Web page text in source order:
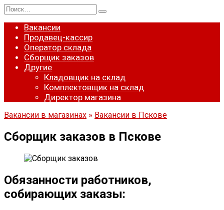
Перейти
к
содержанию
Search
for:
Вакансии
Продавец-кассир
Оператор склада
Сборщик заказов
Другие
Кладовщик на склад
Комплектовщик на склад
Директор магазина
Вакансии в магазинах » Вакансии в Пскове
Сборщик заказов в Пскове
Обязанности работников,
собирающих заказы: